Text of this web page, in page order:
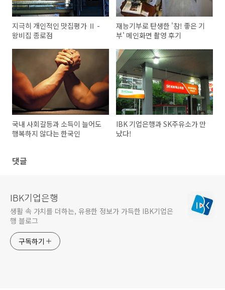
지극히 개인적인 맛집평가 Ⅱ -
왕비집 종로점
재능기부로 탄생한 '참! 좋은 기
부' 메인화면 촬영 후기
국내 사회갈등과 소득이 늘어도
행복하지 않다는 한국인
IBK 기업은행과 SK주유소가 만
났다!
댓글
IBK기업은행
생활 속 가치를 더하는, 유용한 정보가 가득한 IBK기업은
행 블로그
구독하기